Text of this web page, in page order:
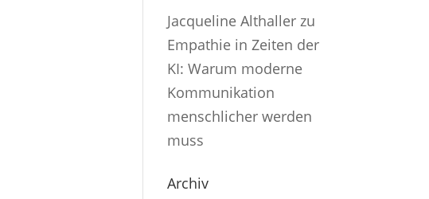
Jacqueline Althaller zu
Empathie in Zeiten der
KI: Warum moderne
Kommunikation
menschlicher werden
muss
Archiv